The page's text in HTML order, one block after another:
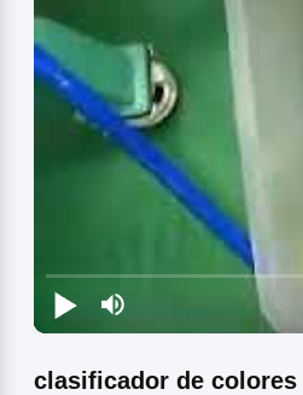
clasificador de